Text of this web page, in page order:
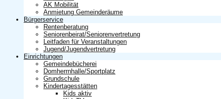
AK Mobilität
Anmietung Gemeinderäume
Bürgerservice
Rentenberatung
Seniorenbeirat/Seniorenvertretung
Leitfaden für Veranstaltungen
Jugend/Jugendvertretung
Einrichtungen
Gemeindebücherei
Domherrnhalle/Sportplatz
Grundschule
Kindertagesstätten
Kids aktiv